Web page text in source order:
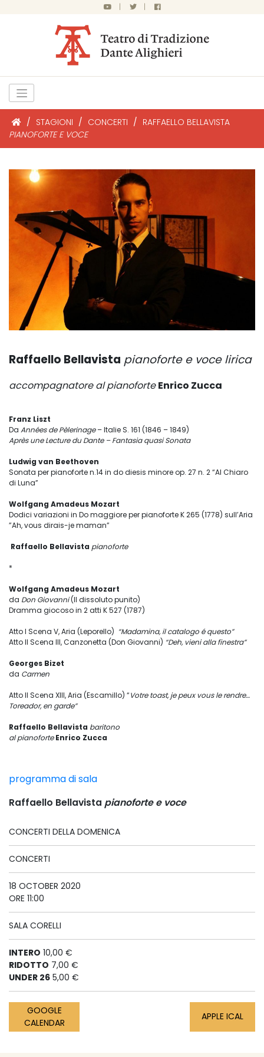
| |
/ STAGIONI / CONCERTI / RAFFAELLO BELLAVISTA
PIANOFORTE E VOCE
Raffaello Bellavista pianoforte e voce lirica
accompagnatore al pianoforte Enrico Zucca
Franz Liszt
Da Années de Pèlerinage– Italie S. 161 (1846 – 1849)
Après une Lecture du Dante – Fantasia quasi Sonata
Ludwig van Beethoven
Sonata per pianoforte n.14 in do diesis minore op. 27 n. 2 “Al Chiaro
di Luna”
Wolfgang Amadeus Mozart
Dodici variazioni in Do maggiore per pianoforte K 265 (1778) sull’Aria
”Ah, vous dirais-je maman”
Raffaello Bellavista pianoforte
*
Wolfgang Amadeus Mozart
da Don Giovanni(Il dissoluto punito)
Dramma giocoso in 2 atti K 527 (1787)
Atto I Scena V, Aria (Leporello) “Madamina, il catalogo équesto”
Atto II Scena III, Canzonetta (Don Giovanni) “Deh, vieni alla finestra”
Georges Bizet
da Carmen
Atto II Scena XIII, Aria (Escamillo) “Votre toast, je peux vous le rendre…
Toreador, en garde”
Raffaello Bellavista baritono
al pianoforte Enrico Zucca
programma di sala
Raffaello Bellavista pianoforte e voce
CONCERTI DELLA DOMENICA
CONCERTI
18 OCTOBER 2020
ORE 11:00
SALA CORELLI
INTERO 10,00 €
RIDOTTO 7,00 €
UNDER 26 5,00 €
GOOGLE
CALENDAR
APPLE ICAL